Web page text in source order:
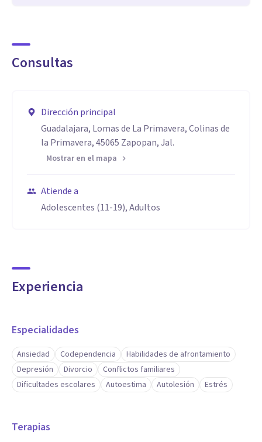
Consultas
Dirección principal
Guadalajara, Lomas de La Primavera, Colinas de
la Primavera, 45065 Zapopan, Jal.
Mostrar en el mapa
Atiende a
Adolescentes (11-19), Adultos
Experiencia
Especialidades
Ansiedad Codependencia
Habilidades de afrontamiento
Depresión
Divorcio
Conflictos familiares
Dificultades escolares
Autoestima Autolesión Estrés
Terapias